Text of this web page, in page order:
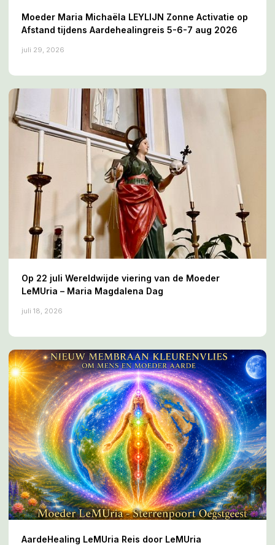
Moeder Maria Michaëla LEYLIJN Zonne Activatie op
Afstand tijdens Aardehealingreis 5-6-7 aug 2026
juli 29, 2026
Op 22 juli Wereldwijde viering van de Moeder
LeMUria – Maria Magdalena Dag
juli 18, 2026
AardeHealing LeMUria Reis door LeMUria